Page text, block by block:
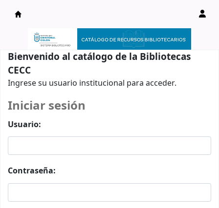
Catálogo en línea
Bienvenido al catálogo de la Bibliotecas
CECC
Ingrese su usuario institucional para acceder.
Iniciar sesión
Usuario:
Contraseña: